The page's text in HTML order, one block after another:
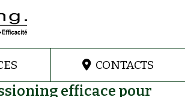
CONTACTS
efficace pour